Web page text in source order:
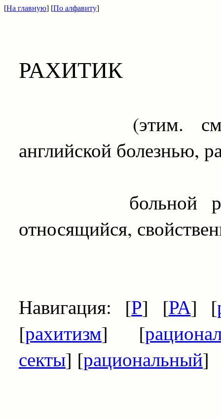
[На главную] [По алфавиту]
РАХИТИК
(этим. см.
английской болезнью,
больной
относящийся,
Навигация: [Р] [РА] [
[рахитизм] [
секты] [рациональный]